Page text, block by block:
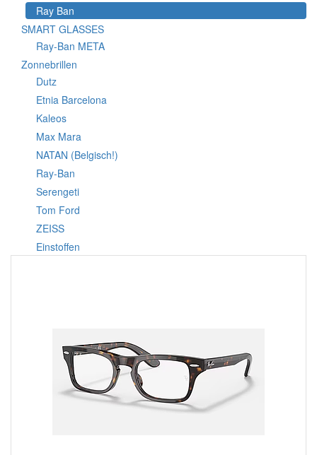
Ray Ban
SMART GLASSES
Ray-Ban META
Zonnebrillen
Dutz
Etnia Barcelona
Kaleos
Max Mara
NATAN (Belgisch!)
Ray-Ban
Serengeti
Tom Ford
ZEISS
Einstoffen